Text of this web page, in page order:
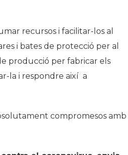
recursos i facilitar-los al
i bates de protecció per al
producció per fabricar els
la i respondre així a
compromesos amb